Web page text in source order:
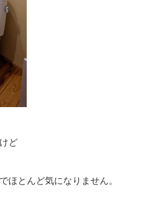
ど
ほとんど気になりません。